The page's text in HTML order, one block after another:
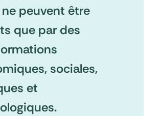
peuvent être
que par des
sociales,
et